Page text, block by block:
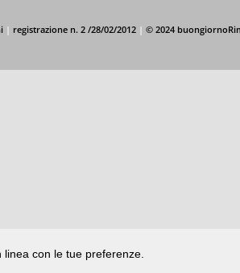
| registrazione n. 2 /28/02/2012 | © 2024
con le tue preferenze.